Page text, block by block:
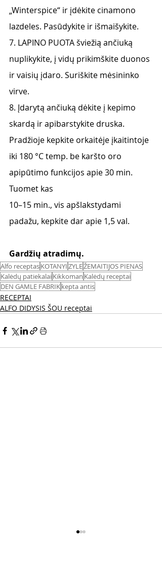
„Winterspice“ ir įdėkite cinamono
lazdeles. Pasūdykite ir išmaišykite.
7. LAPINO PUOTA šviežią ančiuką
nuplikykite, į vidų prikimškite duonos
ir vaisių įdaro. Suriškite mėsininko
virve.
8. Įdarytą ančiuką dėkite į kepimo
skardą ir apibarstykite druska.
Pradžioje kepkite orkaitėje įkaitintoje
iki 180 °C temp. be karšto oro
apipūtimo funkcijos apie 30 min.
Tuomet kas
10–15 min., vis apšlakstydami
padažu, kepkite dar apie 1,5 val.
Gardžių atradimų.
Alfo receptasKOTANYIZYLEŽEMAITIJOS PIENAS
Kalėdų patiekalaiKikkoman Kalėdų receptai
DEN GAMLE FABRIKkepta antis
RECEPTAI
ALFO DIDYSIS ŠOU receptai